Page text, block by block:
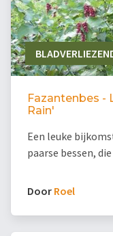
Fazantenbes -
Rain'
Een leuke
paarse bessen,
Door Roel